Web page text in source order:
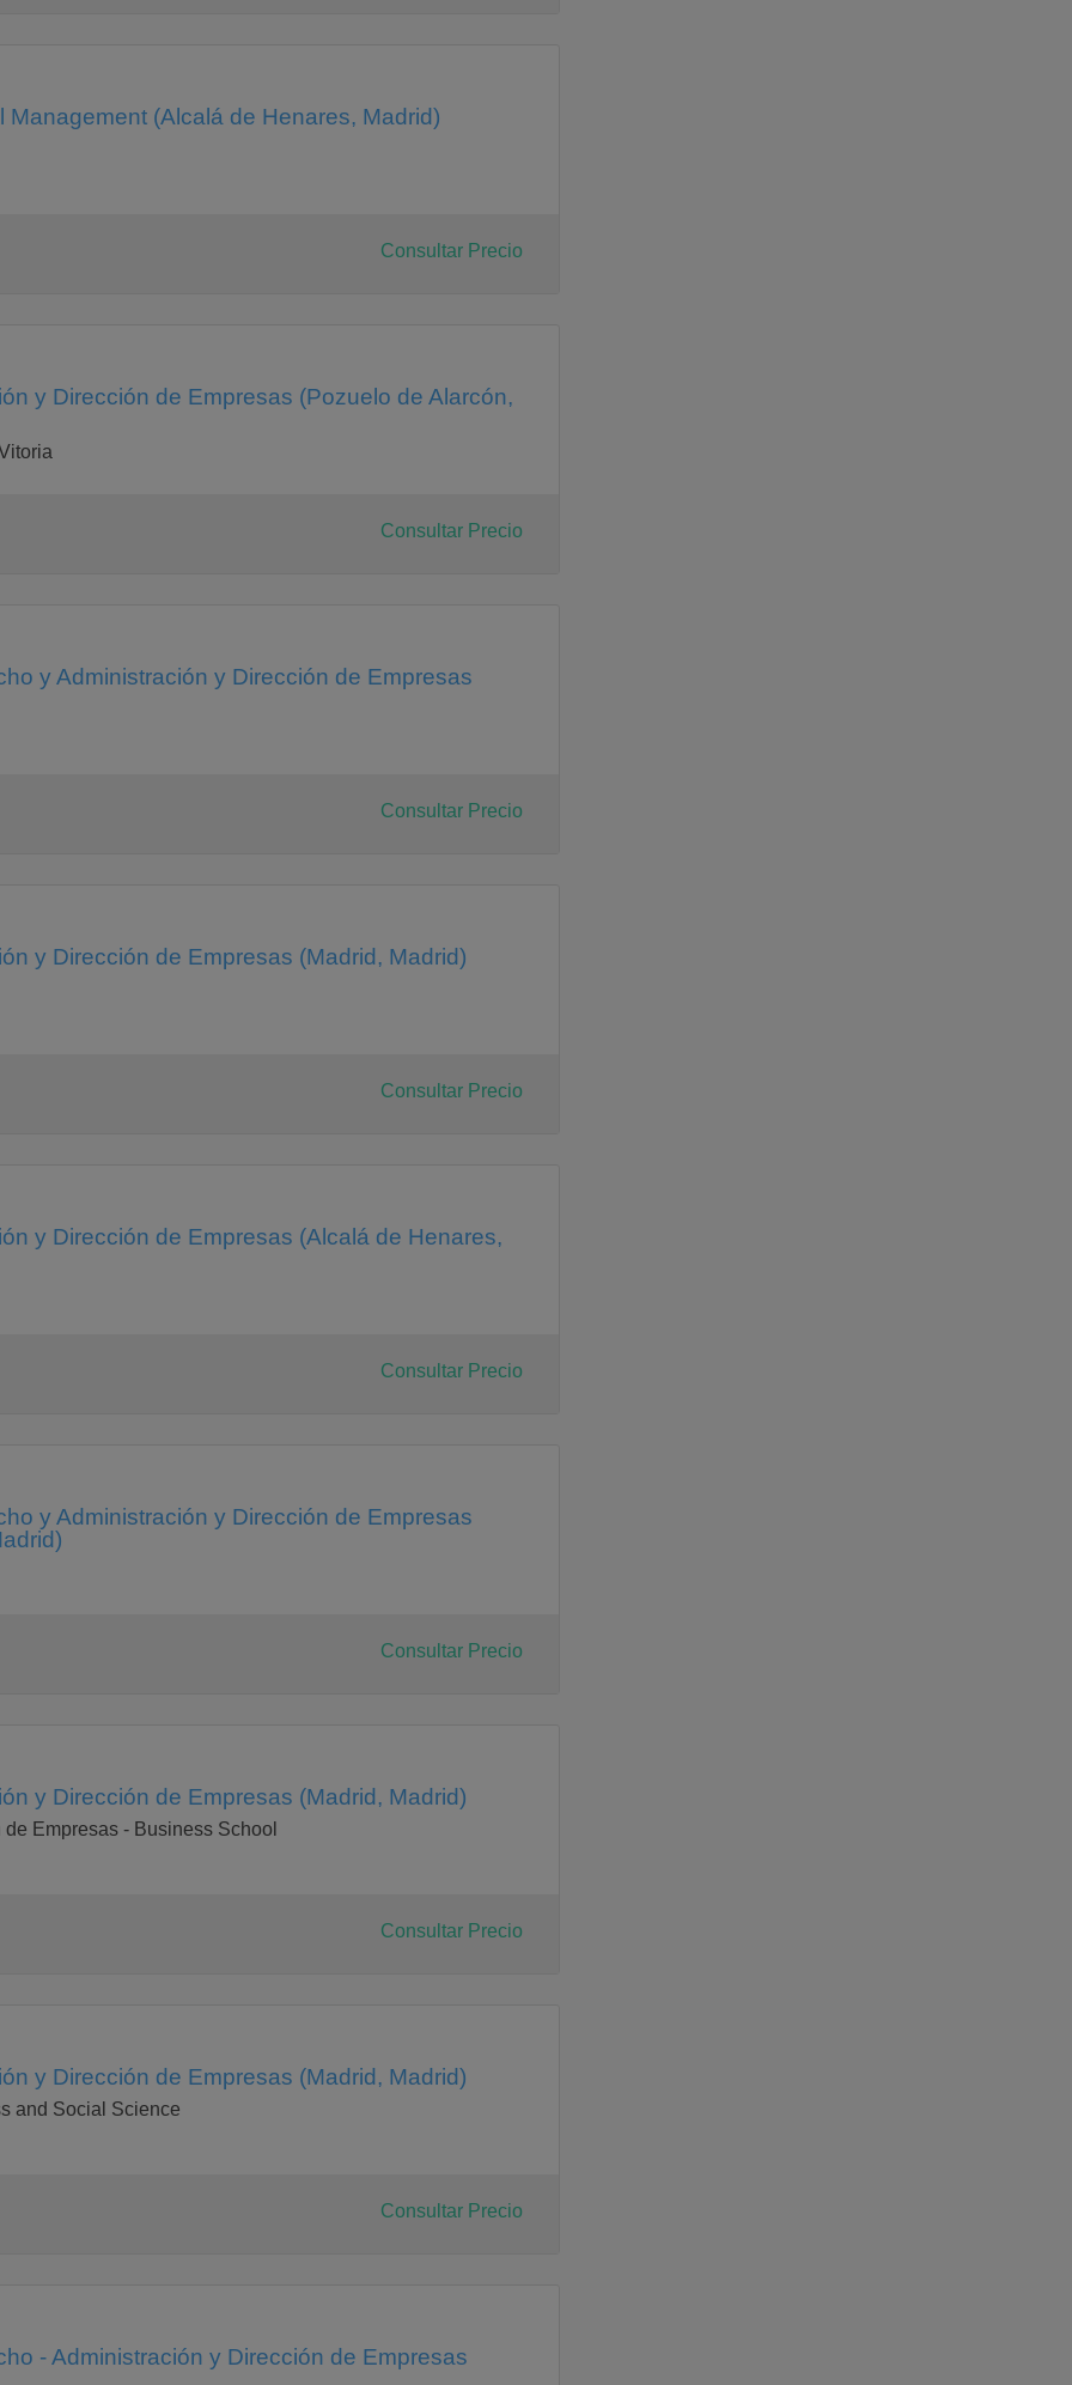
Management (Alcalá de Henares, Madrid)
Consultar Precio
y Dirección de Empresas (Pozuelo de Alarcón,
Consultar Precio
y Administración y Dirección de Empresas
Consultar Precio
y Dirección de Empresas (Madrid, Madrid)
Consultar Precio
y Dirección de Empresas (Alcalá de Henares,
Consultar Precio
y Administración y Dirección de Empresas
Consultar Precio
y Dirección de Empresas (Madrid, Madrid)
Empresas - Business School
Consultar Precio
y Dirección de Empresas (Madrid, Madrid)
and Social Science
Consultar Precio
- Administración y Dirección de Empresas